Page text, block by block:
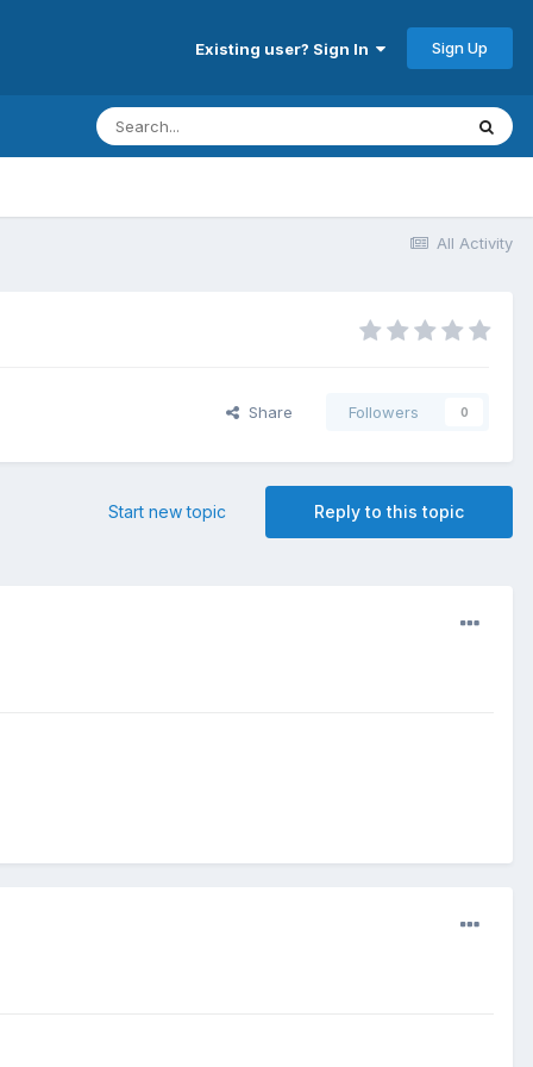
Existing user? Sign In Sign Up
All Activity
Share Followers 0
Reply to this topic
Start new topic